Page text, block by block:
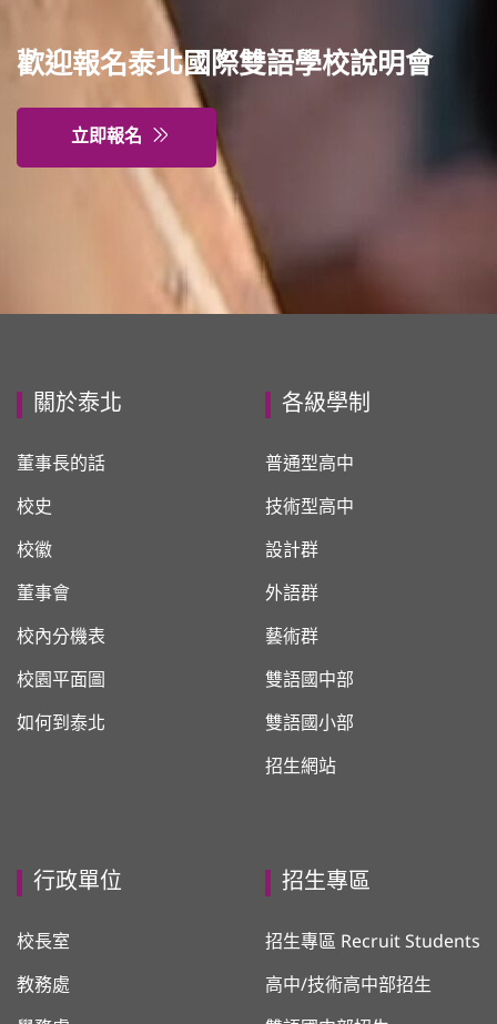
歡迎報名泰北國際雙語學校說明會
立即報名
關於泰北
董事長的話
校史
校徽
董事會
校內分機表
校園平面圖
如何到泰北
各級學制
普通型高中
技術型高中
設計群
外語群
藝術群
雙語國中部
雙語國小部
招生網站
行政單位
校長室
教務處
招生專區
招生專區 Recruit Students
高中/技術高中部招生